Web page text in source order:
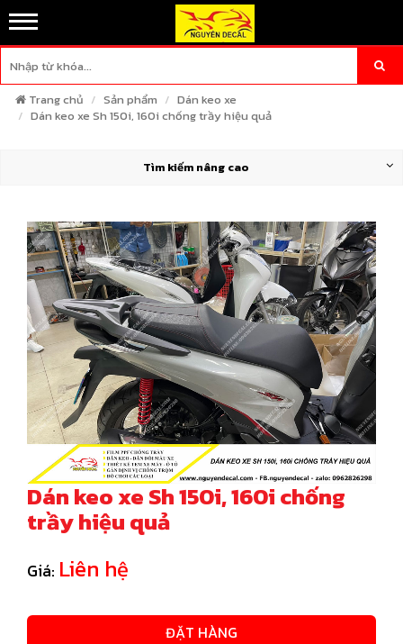
Trang chủ Sản phẩm
Dán keo xe
Dán keo xe Sh 150i, 160i chống trầy hiệu quả
Tìm kiếm nâng cao
Dán keo xe Sh 150i, 160i chống
trầy hiệu quả
Giá: Liên hệ
ĐẶT HÀNG